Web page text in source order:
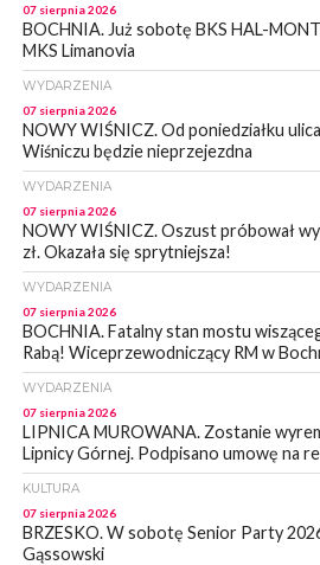
07 sierpnia 2026
BOCHNIA. Już sobotę BKS HAL-
MKS Limanovia
WYDARZENIA
07 sierpnia 2026
NOWY WIŚNICZ. Od poniedziałku
Wiśniczu będzie nieprzejezdna
WYDARZENIA
07 sierpnia 2026
NOWY WIŚNICZ. Oszust próbował
zł. Okazała się sprytniejsza!
WYDARZENIA
07 sierpnia 2026
BOCHNIA. Fatalny stan mostu
Rabą! Wiceprzewodniczący RM w
WYDARZENIA
07 sierpnia 2026
LIPNICA MUROWANA. Zostanie
Lipnicy Górnej. Podpisano umowę na
KULTURA
07 sierpnia 2026
BRZESKO. W sobotę Senior Party
Gąssowski